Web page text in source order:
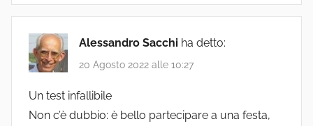
Alessandro Sacchi ha detto:
20 Agosto 2022 alle 10:27
Un test infallibile
Non c’è dubbio: è bello partecipare a una festa,